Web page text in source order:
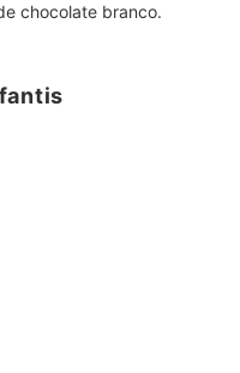
chocolate branco.